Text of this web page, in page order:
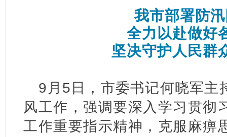
我市部署防
全力以赴做好
坚决守护人民群
9月5日，市委书记何晓军主
风工作，强调要深入学习贯彻
工作重要指示精神，克服麻痹